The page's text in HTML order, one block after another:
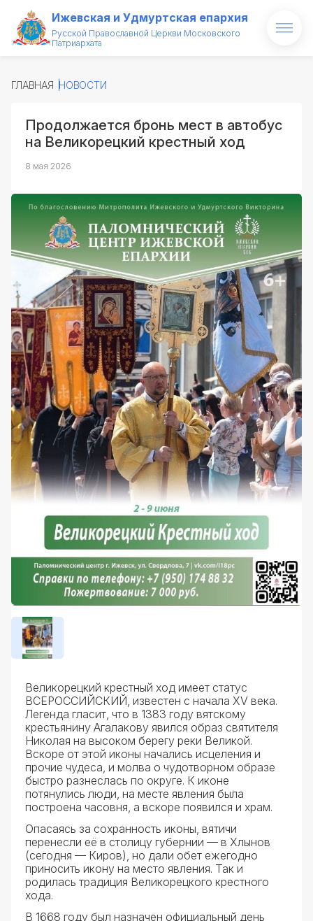
Ижевская и Удмуртская епархия
Русской Православной Церкви Московского
Патриархата
О епархии
Архипастырь
Медиатека
Святые и святыни
Контакты
ГЛАВНАЯ НОВОСТИ
Продолжается бронь мест в автобус
на Великорецкий крестный ход
8 мая 2026
Великорецкий крестный ход имеет статус
ВСЕРОССИЙСКИЙ, известен с начала XV века.
Легенда гласит, что в 1383 году вятскому
крестьянину Агалакову явился образ святителя
Николая на высоком берегу реки Великой.
Вскоре от этой иконы начались исцеления и
прочие чудеса, и молва о чудотворном образе
быстро разнеслась по округе. К иконе
потянулись люди, на месте явления была
построена часовня, а вскоре появился и храм.
Опасаясь за сохранность иконы, вятичи
перенесли её в столицу губернии — в Хлынов
(сегодня — Киров), но дали обет ежегодно
приносить икону на место явления. Так и
родилась традиция Великорецкого крестного
хода.
В 1668 году был назначен официальный день